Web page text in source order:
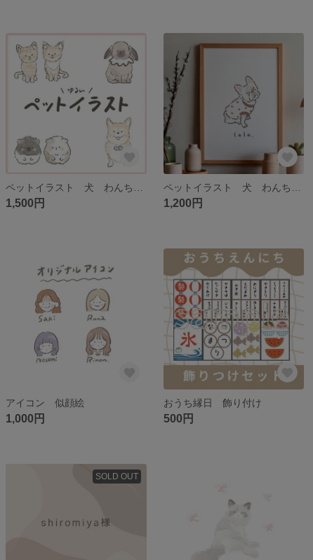
1,500円 1,200円
アイコン 似顔絵
1,000円
おうち縁日 飾り付け
500円
SOLD OUT